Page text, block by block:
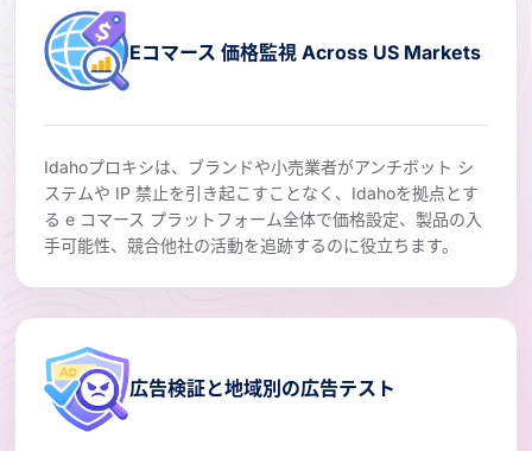
Eコマース 価格監視 Across US Markets
Idahoプロキシは、ブランドや小売業者がアンチボット シ
ステムや IP 禁止を引き起こすことなく、Idahoを拠点とす
る e コマース プラットフォーム全体で価格設定、製品の入
手可能性、競合他社の活動を追跡するのに役立ちます。
広告検証と地域別の広告テスト